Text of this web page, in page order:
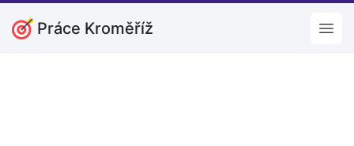
Práce Kroměříž